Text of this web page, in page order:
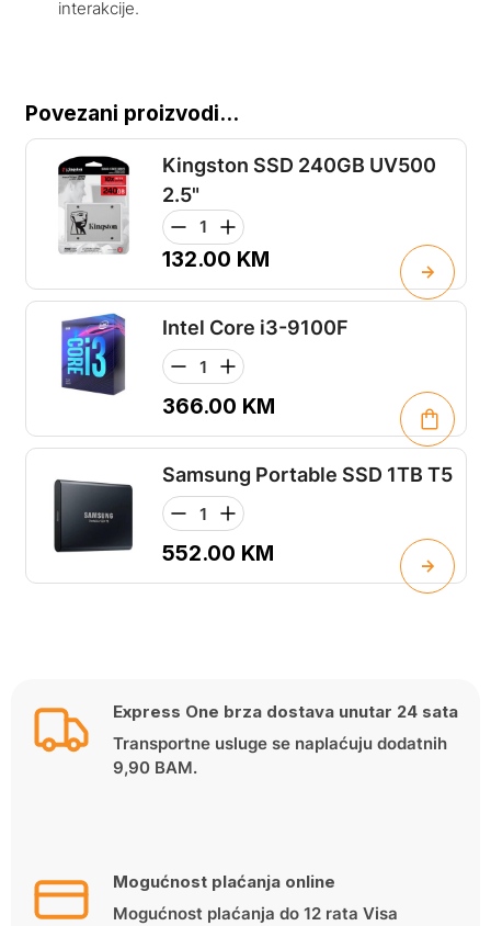
interakcije.
Povezani proizvodi...
Kingston SSD 240GB UV500
2.5"
132.00 KM
Intel Core i3-9100F
366.00 KM
Samsung Portable SSD 1TB T5
552.00 KM
Express One brza dostava unutar 24 sata
Transportne usluge se naplaćuju dodatnih
9,90 BAM.
Mogućnost plaćanja online
Mogućnost plaćanja do 12 rata Visa